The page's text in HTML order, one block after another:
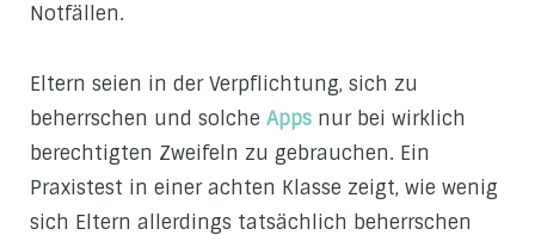
Notfällen.
Eltern seien in der Verpflichtung, sich zu
beherrschen und solche Apps nur bei wirklich
berechtigten Zweifeln zu gebrauchen. Ein
Praxistest in einer achten Klasse zeigt, wie wenig
sich Eltern allerdings tatsächlich beherrschen